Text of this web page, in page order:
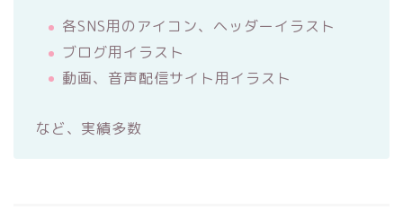
各SNS用のアイコン、ヘッダーイラスト
ブログ用イラスト
動画、音声配信サイト用イラスト
など、実績多数